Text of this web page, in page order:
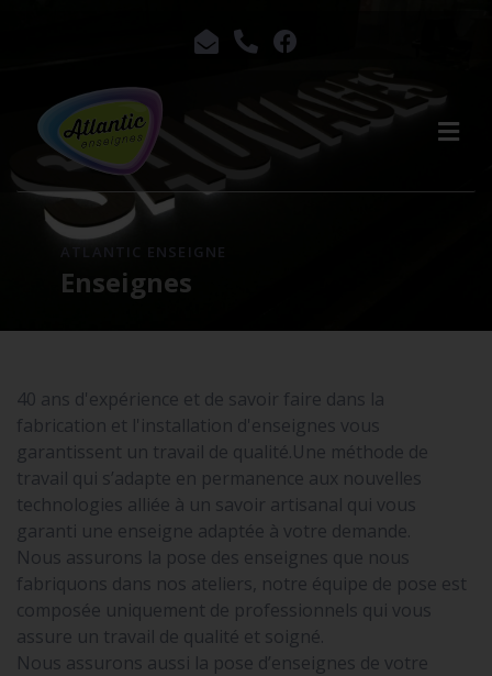
ATLANTIC ENSEIGNE
Enseignes
40 ans d'expérience et de savoir faire dans la
fabrication et l'installation d'enseignes vous
garantissent un travail de qualité.Une méthode de
travail qui s’adapte en permanence aux nouvelles
technologies alliée à un savoir artisanal qui vous
garanti une enseigne adaptée à votre demande.
Nous assurons la pose des enseignes que nous
fabriquons dans nos ateliers, notre équipe de pose est
composée uniquement de professionnels qui vous
assure un travail de qualité et soigné.
Nous assurons aussi la pose d’enseignes de votre